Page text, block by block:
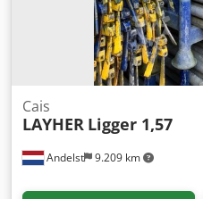
(C / L / A): 2000 x 950 x 670
estado, como novo.
Andelst 9.209 km
Cais
LAYHER Ligger 1,57